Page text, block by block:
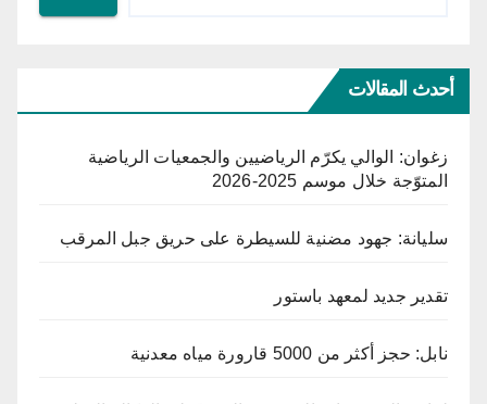
أحدث المقالات
زغوان: الوالي يكرّم الرياضيين والجمعيات الرياضية
المتوّجة خلال موسم 2025-2026
سليانة: جهود مضنية للسيطرة على حريق جبل المرقب
تقدير جديد لمعهد باستور
نابل: حجز أكثر من 5000 قارورة مياه معدنية